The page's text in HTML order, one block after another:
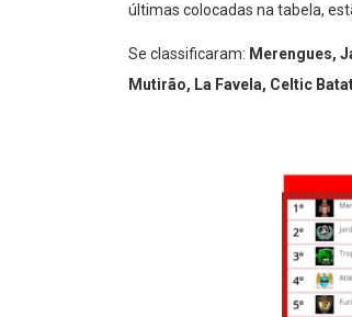
últimas colocadas na tabela,
Se classificaram: Merengues,
Mutirão, La Favela, Celtic